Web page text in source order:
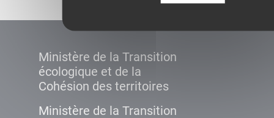
Ministère de la Transition
écologique et de la
Cohésion des territoires
Ministère de la Transition